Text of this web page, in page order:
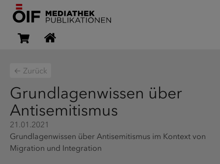
← Zurück
Grundlagenwissen über
Antisemitismus
21.01.2021
Grundlagenwissen über Antisemitismus im Kontext von
Migration und Integration